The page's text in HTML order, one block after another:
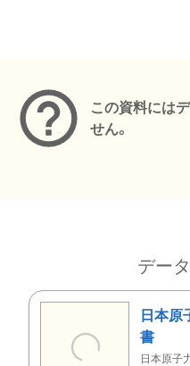
この資料には
せん。
デー
日本原
書
日本原子